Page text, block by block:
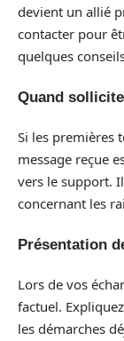
devient un allié
contacter pour
quelques
Quand
Si les premières
message reçue
vers le support.
concernant les
Présentation
Lors de vos
factuel.
les démarches